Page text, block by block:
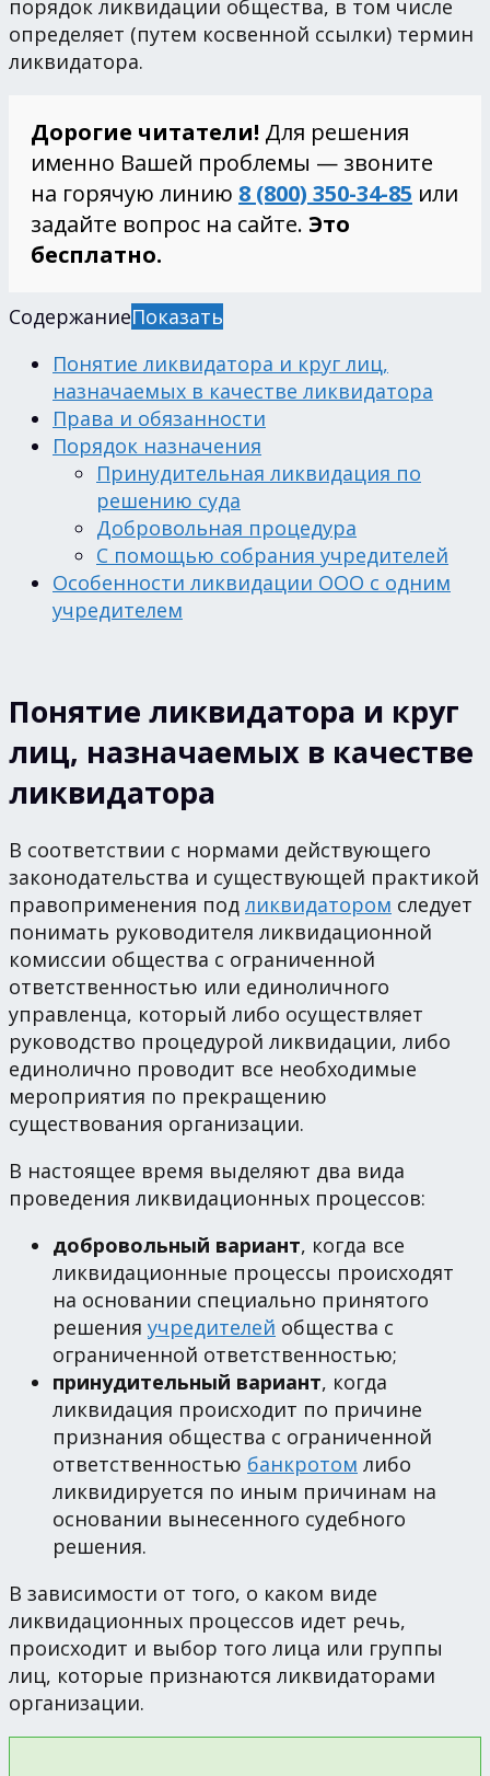
порядок ликвидации общества, в том числе
определяет (путем косвенной ссылки) термин
ликвидатора.
Дорогие читатели! Для решения
именно Вашей проблемы — звоните
на горячую линию 8 (800) 350-34-85 или
задайте вопрос на сайте. Это
бесплатно.
СодержаниеПоказать
Понятие ликвидатора и круг лиц,
назначаемых в качестве ликвидатора
Права и обязанности
Порядок назначения
Принудительная ликвидация по
решению суда
Добровольная процедура
С помощью собрания учредителей
Особенности ликвидации ООО с одним
учредителем
Понятие ликвидатора и круг
лиц, назначаемых в качестве
ликвидатора
В соответствии с нормами действующего
законодательства и существующей практикой
правоприменения под ликвидатором следует
понимать руководителя ликвидационной
комиссии общества с ограниченной
ответственностью или единоличного
управленца, который либо осуществляет
руководство процедурой ликвидации, либо
единолично проводит все необходимые
мероприятия по прекращению
существования организации.
В настоящее время выделяют два вида
проведения ликвидационных процессов:
добровольный вариант, когда все
ликвидационные процессы происходят
на основании специально принятого
решения учредителей общества с
ограниченной ответственностью;
принудительный вариант, когда
ликвидация происходит по причине
признания общества с ограниченной
ответственностью банкротом либо
ликвидируется по иным причинам на
основании вынесенного судебного
решения.
В зависимости от того, о каком виде
ликвидационных процессов идет речь,
происходит и выбор того лица или группы
лиц, которые признаются ликвидаторами
организации.